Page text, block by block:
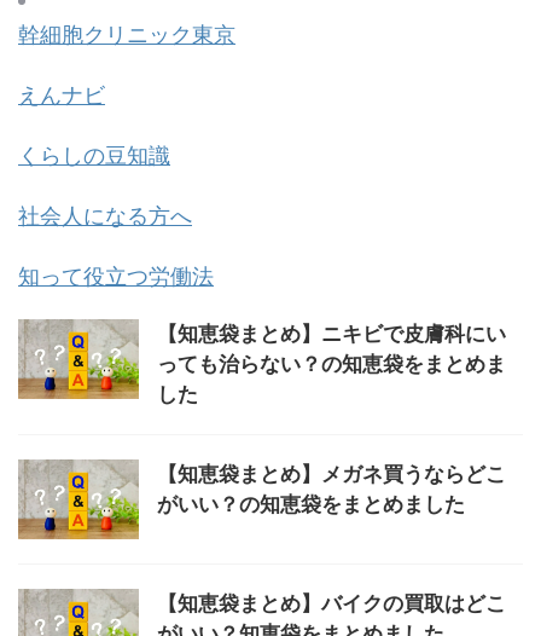
幹細胞クリニック東京
えんナビ
くらしの豆知識
社会人になる方へ
知って役立つ労働法
【知恵袋まとめ】ニキビで皮膚科にい
っても治らない？の知恵袋をまとめま
した
【知恵袋まとめ】メガネ買うならどこ
がいい？の知恵袋をまとめました
【知恵袋まとめ】バイクの買取はどこ